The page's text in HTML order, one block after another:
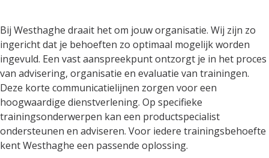
Bij Westhaghe draait het om jouw organisatie. Wij zijn zo
ingericht dat je behoeften zo optimaal mogelijk worden
ingevuld. Een vast aanspreekpunt ontzorgt je in het proces
van advisering, organisatie en evaluatie van trainingen.
Deze korte communicatielijnen zorgen voor een
hoogwaardige dienstverlening. Op specifieke
trainingsonderwerpen kan een productspecialist
ondersteunen en adviseren. Voor iedere trainingsbehoefte
kent Westhaghe een passende oplossing.